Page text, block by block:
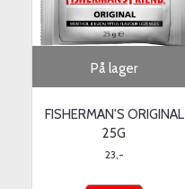
På lager
FISHERMAN'S ORIGINAL
25G
23,-